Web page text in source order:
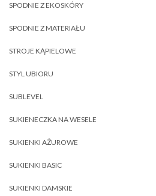
SPODNIE Z EKOSKÓRY
SPODNIE Z MATERIAŁU
STROJE KĄPIELOWE
STYL UBIORU
SUBLEVEL
SUKIENECZKA NA WESELE
SUKIENKI AŻUROWE
SUKIENKI BASIC
SUKIENKI DAMSKIE